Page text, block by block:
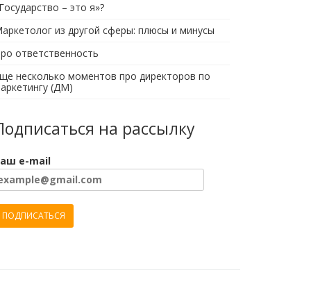
– это я»?
из другой сферы: плюсы и минусы
ответственность
несколько моментов про директоров по
(ДМ)
на рассылку
e-mail